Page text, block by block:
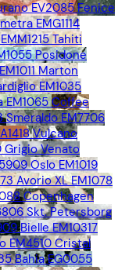
EV2085Fenice
EMG1114
Tahiti
Posidone
Marton
EM1035
EM1065 Coffee
Smeraldo EM7706
Vulcano
Grigio Venato
Oslo EM1019
Avorio XL EM1078
Copenhagen
Skt. Petersborg
Bielle EM10317
EM4510 Cristal
Bahia EG0055